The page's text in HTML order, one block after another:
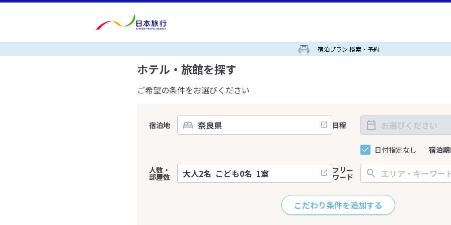
宿泊プラン 検索・予約
ホテル・旅館を探す
ご希望の条件をお選びください
宿泊地 日程
日付指定なし 宿泊
人数・
部屋数
フリー
ワード
こだわり条件を追加する